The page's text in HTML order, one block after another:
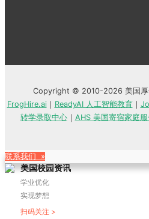
Copyright © 2010-2026 美国厚
FrogHire.ai｜ ReadyAI 人工智能教育｜
转学录取中心｜ AHS 美国寄宿家庭服
联系我们 »
美国校园资讯
学业优化
实现梦想
扫码关注 >